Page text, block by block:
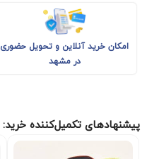
امکان خرید آنلاین و تحویل حضوری
در مشهد
پیشنهادهای تکمیل‌کننده خرید: